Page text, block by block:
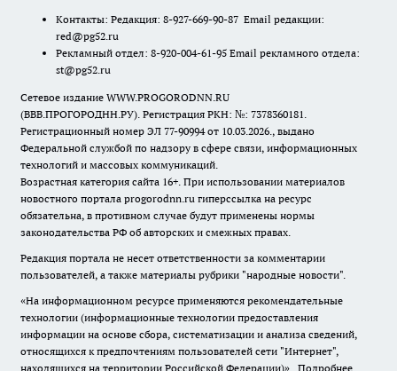
Контакты: Редакция: 8-927-669-90-87 Email редакции:
red@pg52.ru
Рекламный отдел: 8-920-004-61-95 Email рекламного отдела:
st@pg52.ru
Сетевое издание WWW.PROGORODNN.RU
(ВВВ.ПРОГОРОДНН.РУ). Регистрация РКН: №: 7378360181.
Регистрационный номер ЭЛ 77-90994 от 10.03.2026., выдано
Федеральной службой по надзору в сфере связи, информационных
технологий и массовых коммуникаций.
Возрастная категория сайта 16+. При использовании материалов
новостного портала progorodnn.ru гиперссылка на ресурс
обязательна, в противном случае будут применены нормы
законодательства РФ об авторских и смежных правах.
Редакция портала не несет ответственности за комментарии
пользователей, а также материалы рубрики "народные новости".
«На информационном ресурсе применяются рекомендательные
технологии (информационные технологии предоставления
информации на основе сбора, систематизации и анализа сведений,
относящихся к предпочтениям пользователей сети "Интернет",
находящихся на территории Российской Федерации)». Подробнее